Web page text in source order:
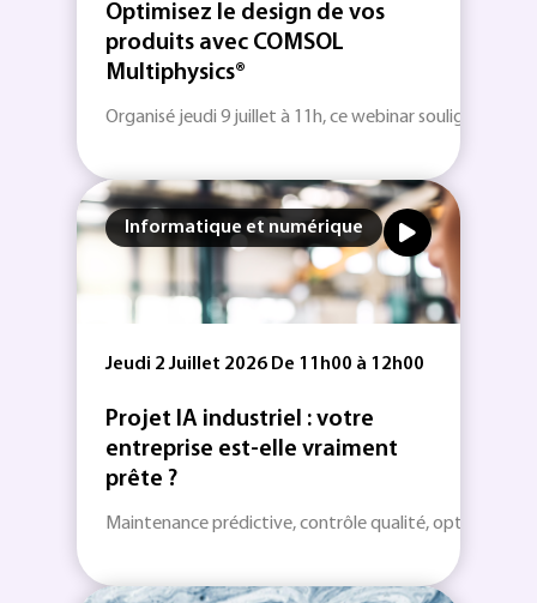
Optimisez le design de vos
produits avec COMSOL
Multiphysics®
Organisé jeudi 9 juillet à 11h, ce webinar souligne
Informatique et numérique
Jeudi 2 Juillet 2026 De 11h00 à 12h00
Projet IA industriel : votre
entreprise est-elle vraiment
prête ?
Maintenance prédictive, contrôle qualité,